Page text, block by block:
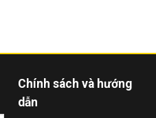
Chính sách và hướng
dẫn